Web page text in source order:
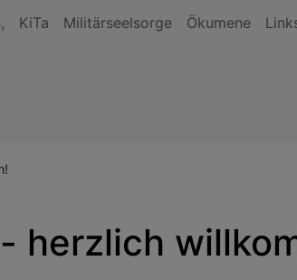
KiTa Militärseelsorge Ökumene
herzlich